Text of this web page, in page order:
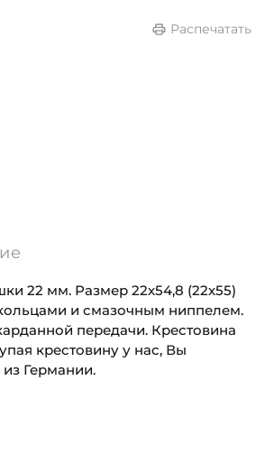
Распечатать
22 мм. Размер 22х54,8 (22х55)
и смазочным ниппелем.
передачи. Крестовина
крестовину у нас, Вы
Германии.